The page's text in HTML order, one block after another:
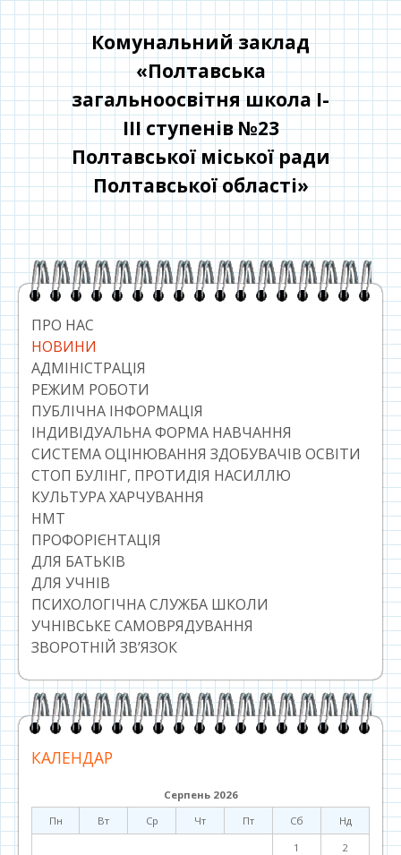
до
контенту
Комунальний заклад
«Полтавська
загальноосвітня школа І-
ІІІ ступенів №23
Полтавської міської ради
Полтавської області»
Головний
сайдбар
ПРО НАС
НОВИНИ
АДМІНІСТРАЦІЯ
РЕЖИМ РОБОТИ
ПУБЛІЧНА ІНФОРМАЦІЯ
ІНДИВІДУАЛЬНА ФОРМА НАВЧАННЯ
СИСТЕМА ОЦІНЮВАННЯ ЗДОБУВАЧІВ ОСВІТИ
СТОП БУЛІНГ, ПРОТИДІЯ НАСИЛЛЮ
КУЛЬТУРА ХАРЧУВАННЯ
НМТ
ПРОФОРІЄНТАЦІЯ
ДЛЯ БАТЬКІВ
ДЛЯ УЧНІВ
ПСИХОЛОГІЧНА СЛУЖБА ШКОЛИ
УЧНІВСЬКЕ САМОВРЯДУВАННЯ
ЗВОРОТНІЙ ЗВ’ЯЗОК
КАЛЕНДАР
Серпень 2026
Пн
Вт Ср Чт Пт Сб
Нд
1
2